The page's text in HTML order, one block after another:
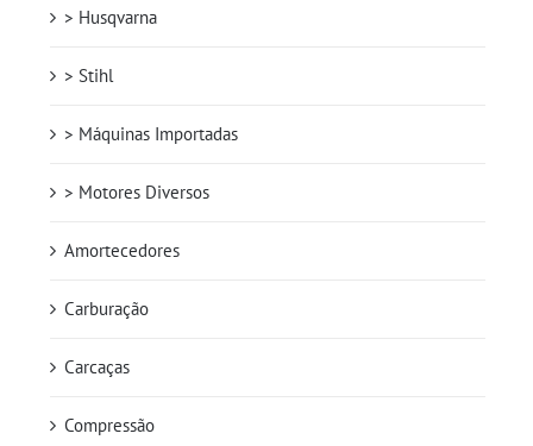
> Husqvarna
> Stihl
> Máquinas Importadas
> Motores Diversos
Amortecedores
Carburação
Carcaças
Compressão